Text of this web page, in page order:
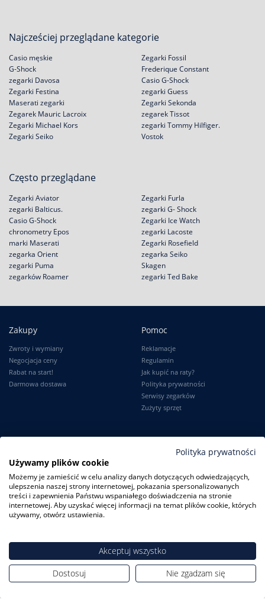
Najcześciej przeglądane kategorie
Casio męskie
G-Shock
zegarki Davosa
Zegarki Festina
Zegarki Fossil
Frederique Constant
Casio G-Shock
zegarki Guess
Maserati zegarki
Zegarek Mauric Lacroix
Zegarki Michael Kors
Zegarki Seiko
Zegarki Sekonda
zegarek Tissot
zegarki Tommy Hilfiger.
Vostok
Często przeglądane
Zegarki Aviator
zegarki Balticus.
Casio G-Shock
chronometry Epos
Zegarki Furla
zegarki G- Shock
Zegarki Ice Watch
zegarki Lacoste
marki Maserati
zegarka Orient
zegarki Puma
zegarków Roamer
Zegarki Rosefield
zegarka Seiko
Skagen
zegarki Ted Bake
Zakupy
Zwroty i wymiany
Negocjacja ceny
Rabat na start!
Darmowa dostawa
Pomoc
Reklamacje
Regulamin
Jak kupić na raty?
Polityka prywatności
Serwisy zegarków
Zużyty sprzęt
Logowanie
Karta Stałego Klienta
Moje zamówienia
Ustawienia konta
Informacje
O firmie
Dlaczego my?
Blog
ZegarkiCentrum.pl| ul. Derdowskiego 8A/1 80-319 Gdańsk| Tel.:+48
Polityka prywatności
Używamy plików cookie
Możemy je zamieścić w celu analizy danych dotyczących odwiedzających,
ulepszenia naszej strony internetowej, pokazania spersonalizowanych
treści i zapewnienia Państwu wspaniałego doświadczenia na stronie
internetowej. Aby uzyskać więcej informacji na temat plików cookie, których
używamy, otwórz ustawienia.
Akceptuj wszystko
Dostosuj
Nie zgadzam się